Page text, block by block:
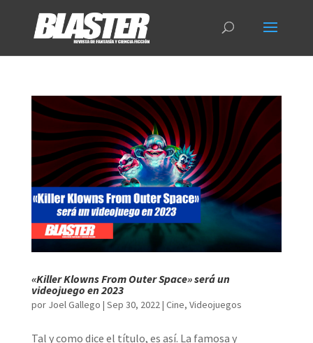
«Killer Klowns From Outer Space» será un
videojuego en 2023
por Joel Gallego | Sep 30, 2022| Cine, Videojuegos
Tal y como dice el título, es así. La famosa y